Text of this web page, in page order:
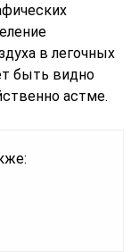
в легочных
быть видно
астме.